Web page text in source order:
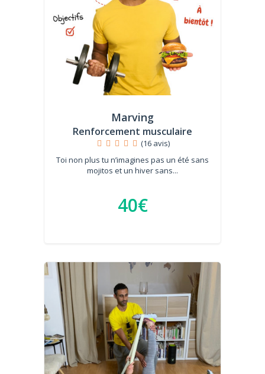
Marving
Renforcement musculaire
(16 avis)
Toi non plus tu n’imagines pas un été sans
mojitos et un hiver sans...
40€